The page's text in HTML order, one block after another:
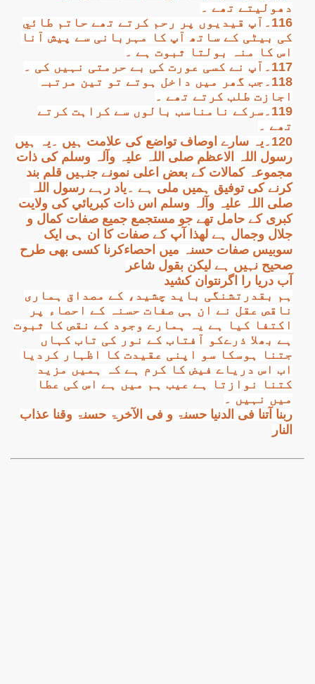
دھولیتے تھے ۔
116۔آپ قیدیوں پر رحم کرتے تھے حاتم طائي
کی بیٹی کے ساتھ آپ کا مہربانی سے پیش آنا
اس کا منہ بولتا ثبوت ہے ۔
117۔آپ نے کسی عورت کی بے حرمتی نہیں کی ۔
118۔جب گھر میں داخل ہوتے تو تین مرتبہ
اجازت طلب کرتے تھے ۔
119۔سرکے نامناسب بالوں سے کراہت کرتے
تھے ۔
120۔یہ سارے اوصاف تواضع کی علامت ہیں ۔یہ ہیں
رسول اللہ الاعظم صلی اللہ علیہ وآلہ وسلم کی ذات
مجموعہ کمالات کے بعض اعلی نمونے جنہیں قلم بند
کرنے کی توفیق ہمیں ملی ہے ۔یاد رہے رسول اللہ
صلی اللہ علیہ وآلہ وسلم اس ذات کبریائي کی ولایت
کبری کے حامل تھے جو مستجمع جمیع صفات کمال و
جلال وجمال ہے لھذا آپ کے صفات کا ان ہی ایک
سوبیس صفات حسنہ میں احصاءکرنا کسی بھی طرح
صحیح نہیں ہے لیکن بقول شاعر
آب دریا را اگرنتوان کشید
ہم بقدرتشنگی باید چشید، کے مصداق ہماری
ناقص عقل نے ان ہی صفات حسنہ کے احصاء پر
اکتفا کیا ہے یہ ہمارے وجود کے نقص کا ثبوت
ہے بھلا ذرےکو آفتاب کے نور کی تاب کہاں
جتنا ہوسکا سو اپنی عقیدت کا اظہار کردیا
اب اس دریاے فیض کا کرم ہے کہ ہمیں مزید
کتنا نوازتا ہے عیب ہم میں ہے اس کی عطا
میں نہیں ۔
ربنا آتنا فی الدنیا حسنۃ و فی الآخرۃ حسنۃ وقنا عذاب
النار